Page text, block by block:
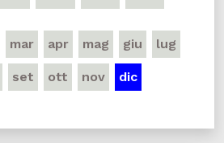
mar apr mag giu lug
set ott nov dic